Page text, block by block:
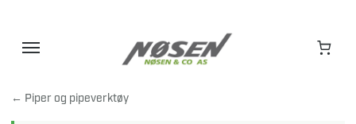
← Piper og pipeverktøy